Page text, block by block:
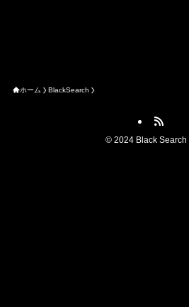
ホーム BlackSearch
©2024 Black Search